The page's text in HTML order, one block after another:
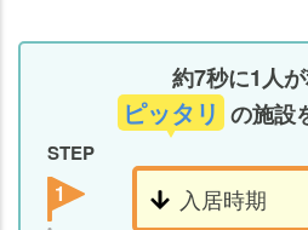
約7秒に1人が
ピッタリ の施設
STEP
1
住の
④：
レク
リエ